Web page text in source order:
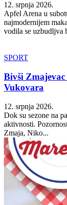
12. srpnja 2026.
Apfel Arena u
najmodernijem
vodila se uzbudljva
SPORT
Bivši
Vukovara
12. srpnja 2026.
Dok su sezone na
aktivnosti.
Zmaja, Niko...